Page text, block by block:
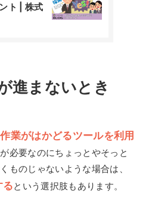
ト | 株式
進まないとき
作業がはかどるツールを利用
必要なのにちょっとやそっと
ものじゃないような場合は、
るという選択肢もあります。